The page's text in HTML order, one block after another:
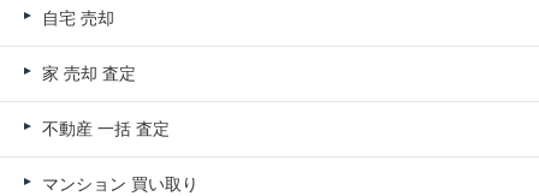
自宅 売却
家 売却 査定
不動産 一括 査定
マンション 買い取り